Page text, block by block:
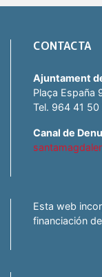
CONTACTA
Ajuntament
Plaça España
Tel. 964 41 50
Canal de
Esta web
financiación